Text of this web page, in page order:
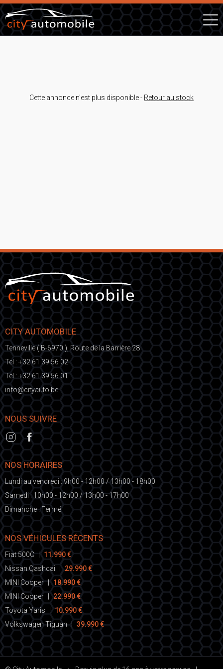
Cette annonce n'est plus disponible - Retour au stock
CITY AUTOMOBILE
Tenneville ( B-6970 ), Route de la Barrière 28
Tel : +32 61 39 56 02
Tel : +32 61 39 56 01
eb.otuayt
ic@o
fni
NOUS SUIVRE
NOS HORAIRES
Lundi au vendredi : 9h00 - 12h00 / 13h00 - 18h00
Samedi : 10h00 - 12h00 / 13h00 - 17h00
Dimanche : Fermé
NOS VÉHICULES RÉCENTS
Fiat 500C | 11.990 €
Nissan Qashqai
| 29.990 €
MINI Cooper | 18.990 €
MINI Cooper | 22.990 €
Toyota Yaris
| 10.990 €
Volkswagen Tiguan | 39.990 €